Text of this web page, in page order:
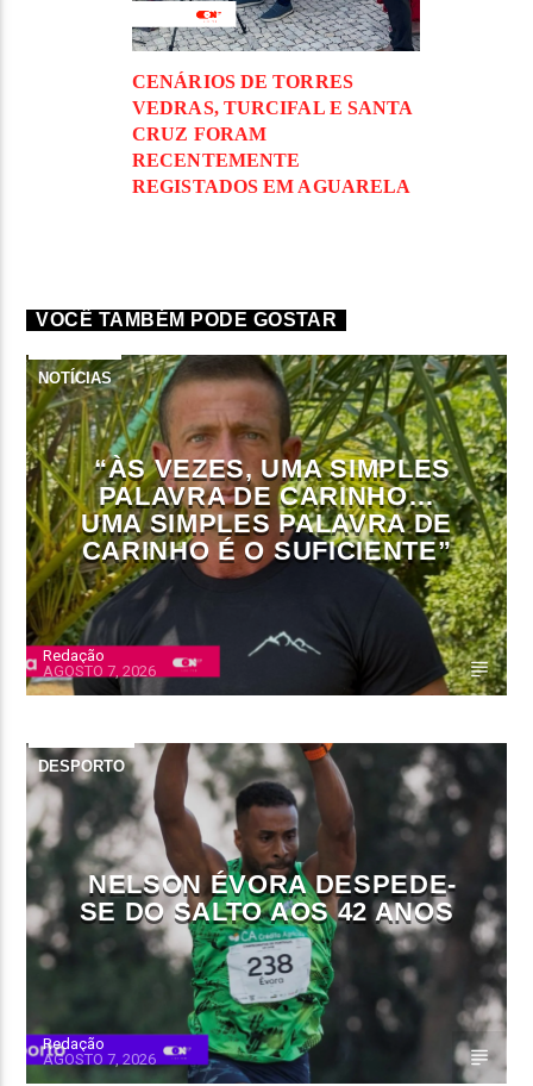
CENÁRIOS DE TORRES
VEDRAS, TURCIFAL E SANTA
CRUZ FORAM
RECENTEMENTE
REGISTADOS EM AGUARELA
VOCÊ TAMBÉM PODE GOSTAR
NOTÍCIAS
“ÀS VEZES, UMA SIMPLES
PALAVRA DE CARINHO…
UMA SIMPLES PALAVRA DE
CARINHO É O SUFICIENTE”
Redação
AGOSTO 7, 2026
DESPORTO
NELSON ÉVORA DESPEDE-
SE DO SALTO AOS 42 ANOS
Redação
AGOSTO 7, 2026